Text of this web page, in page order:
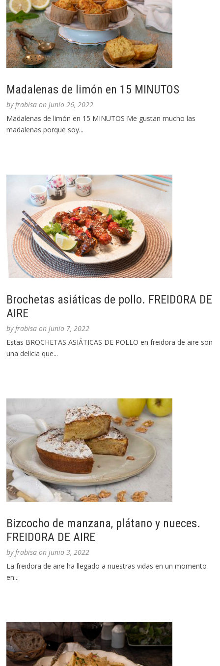
Madalenas de limón en 15 MINUTOS
byfrabisa onjunio 26, 2022
Madalenas de limón en 15 MINUTOS Me gustan mucho las
madalenas porque soy...
Brochetas asiáticas de pollo. FREIDORA DE
AIRE
byfrabisa onjunio 7, 2022
Estas BROCHETAS ASIÁTICAS DE POLLO en freidora de aire son
una delicia que...
Bizcocho de manzana, plátano y nueces.
FREIDORA DE AIRE
byfrabisa onjunio 3, 2022
La freidora de aire ha llegado a nuestras vidas en un momento
en...